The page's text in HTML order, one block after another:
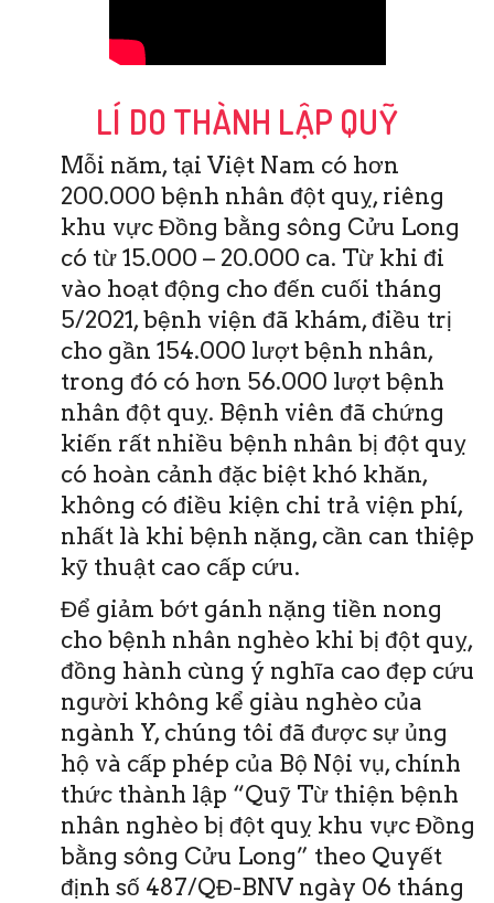
LÍ DO THÀNH LẬP QUỸ
Mỗi năm, tại Việt Nam có hơn
200.000 bệnh nhân đột quỵ, riêng
khu vực Đồng bằng sông Cửu Long
có từ 15.000 – 20.000 ca. Từ khi đi
vào hoạt động cho đến cuối tháng
5/2021, bệnh viện đã khám, điều trị
cho gần 154.000 lượt bệnh nhân,
trong đó có hơn 56.000 lượt bệnh
nhân đột quỵ. Bệnh viên đã chứng
kiến rất nhiều bệnh nhân bị đột quỵ
có hoàn cảnh đặc biệt khó khăn,
không có điều kiện chi trả viện phí,
nhất là khi bệnh nặng, cần can thiệp
kỹ thuật cao cấp cứu.
Để giảm bớt gánh nặng tiền nong
cho bệnh nhân nghèo khi bị đột quỵ,
đồng hành cùng ý nghĩa cao đẹp cứu
người không kể giàu nghèo của
ngành Y, chúng tôi đã được sự ủng
hộ và cấp phép của Bộ Nội vụ, chính
thức thành lập “Quỹ Từ thiện bệnh
nhân nghèo bị đột quỵ khu vực Đồng
bằng sông Cửu Long” theo Quyết
định số 487/QĐ-BNV ngày 06 tháng